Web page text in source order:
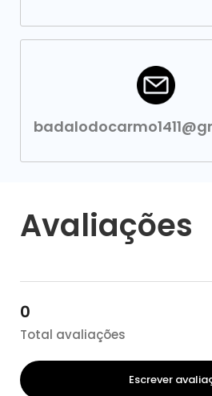
Avaliações
0
Total avaliações
Escrever